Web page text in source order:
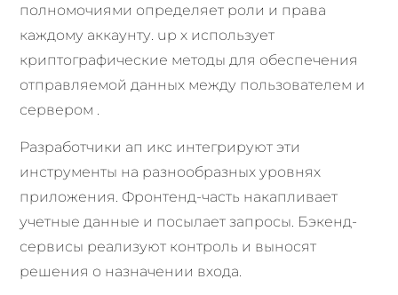
полномочиями определяет роли и права
каждому аккаунту. up x использует
криптографические методы для обеспечения
отправляемой данных между пользователем и
сервером .
Разработчики ап икс интегрируют эти
инструменты на разнообразных уровнях
приложения. Фронтенд-часть накапливает
учетные данные и посылает запросы. Бэкенд-
сервисы реализуют контроль и выносят
решения о назначении входа.